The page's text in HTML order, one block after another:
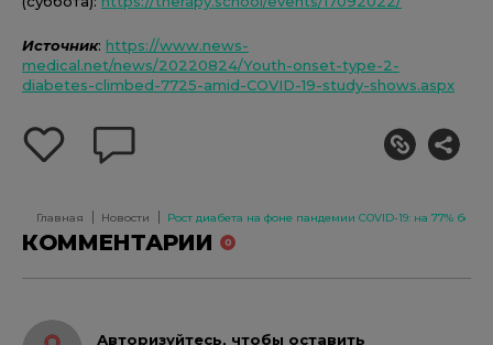
Источник: https://www.news-
medical.net/news/20220824/Youth-onset-type-2-
diabetes-climbed-7725-amid-COVID-19-study-shows.aspx
добавить
себе
Главная Новости Рост диабета на фоне пандемии COVID-19: на 77%
КОММЕНТАРИИ 0
Авторизуйтесь, чтобы оставить